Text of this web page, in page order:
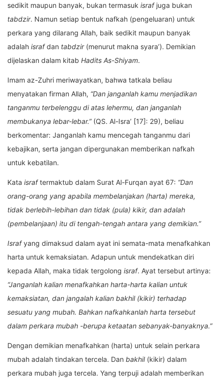
sedikit maupun banyak, bukan termasuk israfjuga bukan
tabdzir. Namun setiap bentuk nafkah (pengeluaran) untuk
perkara yang dilarang Allah, baik sedikit maupun banyak
adalah israfdan tabdzir(menurut makna syara’). Demikian
dijelaskan dalam kitab Hadits As-Shiyam.
Imam az-Zuhri meriwayatkan, bahwa tatkala beliau
menyatakan firman Allah, “Dan janganlah kamu menjadikan
tanganmu terbelenggu di atas lehermu, dan janganlah
membukanya lebar-lebar.”(QS. Al-Isra’ [17]: 29), beliau
berkomentar: Janganlah kamu mencegah tanganmu dari
kebajikan, serta jangan dipergunakan memberikan nafkah
untuk kebatilan.
Kata israftermaktub dalam Surat Al-Furqan ayat 67: “Dan
orang-orang yang apabila membelanjakan (harta) mereka,
tidak berlebih-lebihan dan tidak (pula) kikir, dan adalah
(pembelanjaan) itu di tengah-tengah antara yang demikian.”
Israfyang dimaksud dalam ayat ini semata-mata menafkahkan
harta untuk kemaksiatan. Adapun untuk mendekatkan diri
kepada Allah, maka tidak tergolong israf. Ayat tersebut artinya:
“Janganlah kalian menafkahkan harta-harta kalian untuk
kemaksiatan, dan jangalah kalian bakhil (kikir) terhadap
sesuatu yang mubah. Bahkan nafkahkanlah harta tersebut
dalam perkara mubah -berupa ketaatan sebanyak-banyaknya.”
Dengan demikian menafkahkan (harta) untuk selain perkara
mubah adalah tindakan tercela. Dan bakhil(kikir) dalam
perkara mubah juga tercela. Yang terpuji adalah memberikan